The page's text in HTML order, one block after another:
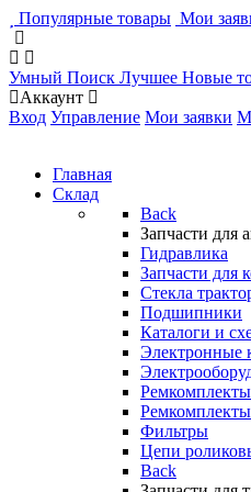
Популярные товары Мои
Умный Поиск Лучшее Новые
Аккаунт
Вход Управление Мои заявки
Главная
Склад
Back
Запчасти для
Гидравлика
Запчасти для
Стекла
Подшипники
Каталоги и
Электронные
Ремкомплекты
Фильтры
Цепи
Back